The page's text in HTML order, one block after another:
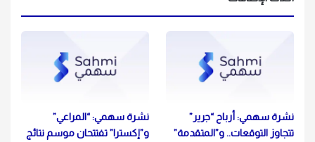
نشرة سهمي: أرباح “جرير”
تتجاوز التوقعات.. و”المتقدمة”
نشرة سهمي: “المراعي”
و”إكسترا” تفتتحان موسم نتائج